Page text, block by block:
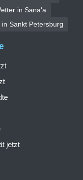
in Sana'a
Sankt Petersburg
jetzt